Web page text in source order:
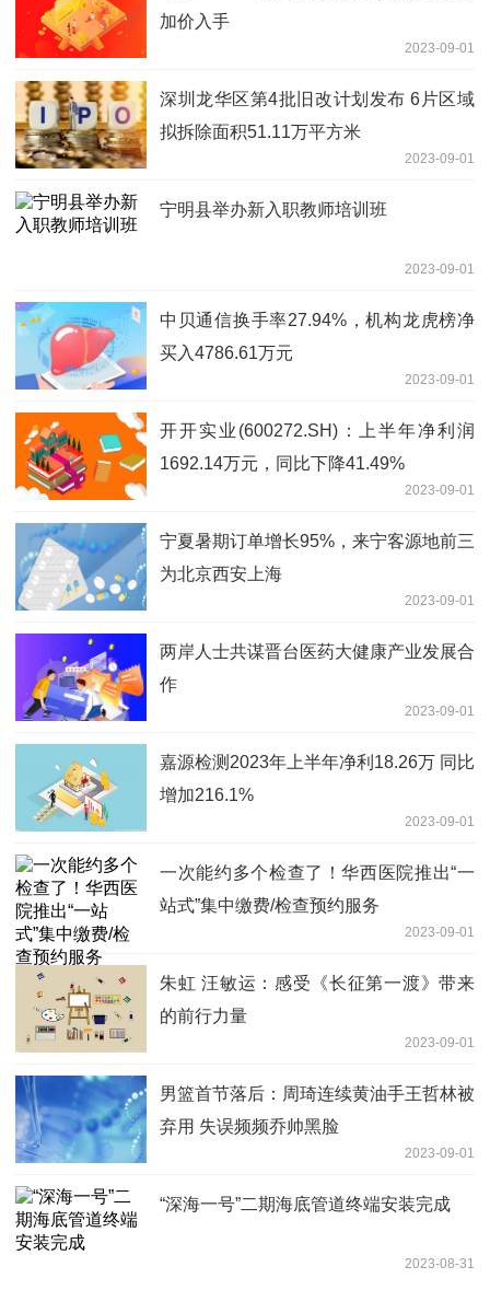
加价入手
2023-09-01
深圳龙华区第4批旧改计划发布 6片区域
拟拆除面积51.11万平方米
2023-09-01
宁明县举办新入职教师培训班
2023-09-01
中贝通信换手率27.94%，机构龙虎榜净
买入4786.61万元
2023-09-01
开开实业(600272.SH)：上半年净利润
1692.14万元，同比下降41.49%
2023-09-01
宁夏暑期订单增长95%，来宁客源地前三
为北京西安上海
2023-09-01
两岸人士共谋晋台医药大健康产业发展合
作
2023-09-01
嘉源检测2023年上半年净利18.26万 同比
增加216.1%
2023-09-01
一次能约多个检查了！华西医院推出“一
站式”集中缴费/检查预约服务
2023-09-01
朱虹 汪敏运：感受《长征第一渡》带来
的前行力量
2023-09-01
男篮首节落后：周琦连续黄油手王哲林被
弃用 失误频频乔帅黑脸
2023-09-01
“深海一号”二期海底管道终端安装完成
2023-08-31